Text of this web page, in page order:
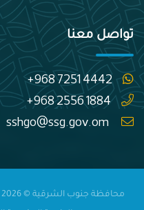
تواصل معنا
+968 7251 4442
+968 2556 1884